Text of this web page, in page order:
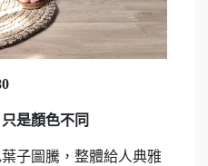
是顏色不同
子圖騰，整體給人典雅